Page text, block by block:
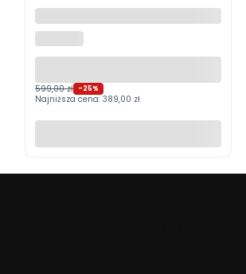
Logitech MX Master 4
Grafitowy PROMOCJA
599,00 zł -25%
Najniższa cena: 389,00 zł